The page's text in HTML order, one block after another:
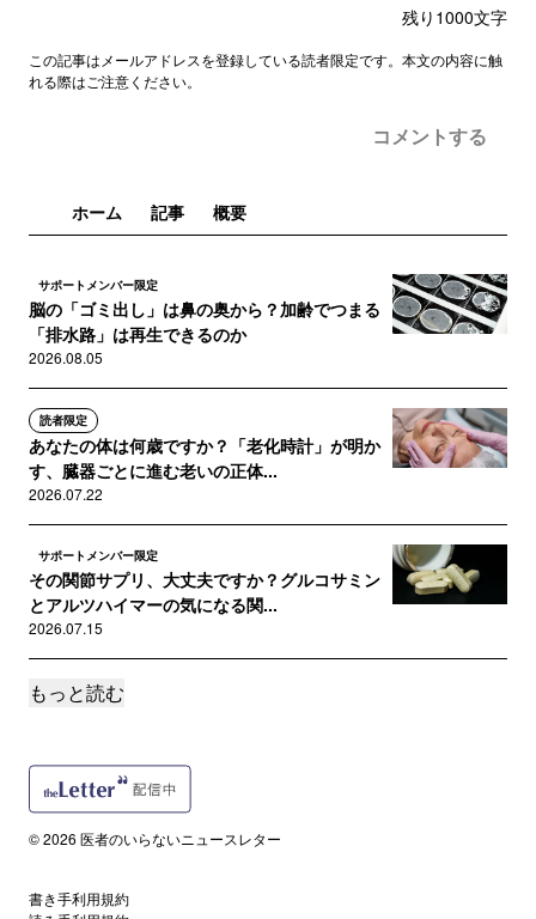
残り 1000文字
この記事はメールアドレスを登録している読者限定です。本文の内容に触
れる際はご注意ください。
コメントする
ホーム 記事 概要
サポートメンバー限定
脳の「ゴミ出し」は鼻の奥から？加齢でつまる
「排水路」は再生できるのか
2026.08.05
読者限定
あなたの体は何歳ですか？「老化時計」が明か
す、臓器ごとに進む老いの正体...
2026.07.22
サポートメンバー限定
その関節サプリ、大丈夫ですか？グルコサミン
とアルツハイマーの気になる関...
2026.07.15
読者限定
2026.07.08
SNSが広げる「合成ペプチド」ブーム。アメリ
2026.07.01
もっと読む
© 2026 医者のいらないニュースレター
書き手利用規約